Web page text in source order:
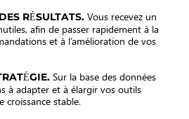
RÉSULTATS. Vous recevez un
afin de passer rapidement à la
et à l’amélioration de vos
Sur la base des données
à adapter et à élargir vos outils
croissance stable.